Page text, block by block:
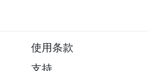
使用条款
支持